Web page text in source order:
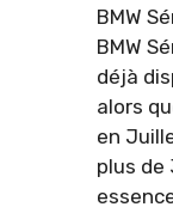
BMW
BMW
déjà
alors
en
plus de